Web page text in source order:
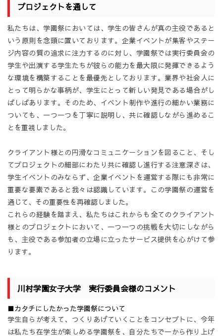
プロジェクトを通して
私たちは、学園祭においては、学生の皆さんが真の主役であると
いう原則を念頭に置いております。企業イベントが集客やステー
ジ内容の質の追求に注力するのに対し、学園祭では実行委員会の
学生や出演する学生たちが彼らの能力を最大限に発揮できるよう
な環境を構築することを最優先としております。業界や社会人に
とって明らかな事柄が、学生にとって新しい発見である場合がし
ばしばあります。そのため、イベント制作や進行の細かい業務に
ついても、一つ一つを丁寧に説明し、共に確認しながら進めるこ
とを重視しました。
クライアント様との円滑なコミュニケーションを図ること、そし
てプロジェクトの細部にわたり共に確認し進行する注意深さは、
学生イベントのみならず、企業イベントを運営する際にも非常に
重要な要素であると我々は認識しています。この学園祭の運営を
通じて、その重要性を再確認しました。
これらの経験を踏まえ、私たちはこれからも全てのクライアント
様とのプロジェクトにおいて、一つ一つの挑戦を大切にしながら
も、主役である参加者の立場に立ったサービス提供を心がけて参
ります。
川村学園女子大学 実行委員会様のコメント
■カタチにしたかった学園祭について
学生自らが考えて、つくりあげていくことをコンセプトに、今年
は私たち在学生が楽しめる学園祭を、自分たちで一から作り上げ